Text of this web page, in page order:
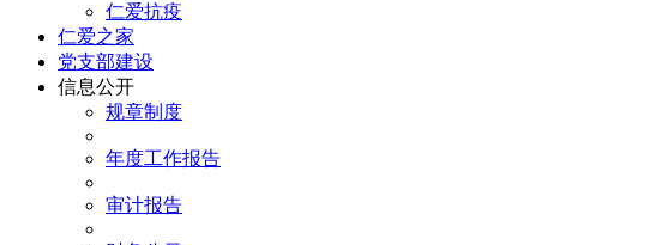
仁爱抗疫
仁爱之家
党支部建设
信息公开
规章制度
年度工作报告
审计报告